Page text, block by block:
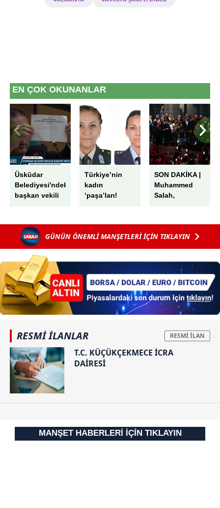
EN ÇOK OKUNANLAR
Üsküdar
Belediyesi'ndeki
başkan vekili
Parti'nin oyları
peş peşe iptal
edildi: "G"
harfini "6"
sayıp...
Türkiye’nin
kadın
‘paşa’ları!
kariyerleriyle
gurur
SON DAKİKA |
Muhammed
Salah,
muhteşem
karşılama
GÜNÜN ÖNEMLİ MANŞETLERİ İÇİN TIKLAYIN
RESMİ İLANLAR
T.C. KÜÇÜKÇEKMECE İCRA
DAİRESİ
MANŞET HABERLERİ İÇİN TIKLAYIN